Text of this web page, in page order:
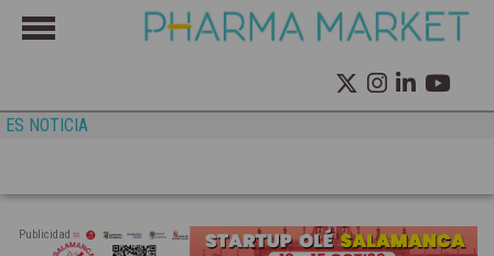
ES NOTICIA
Publicidad